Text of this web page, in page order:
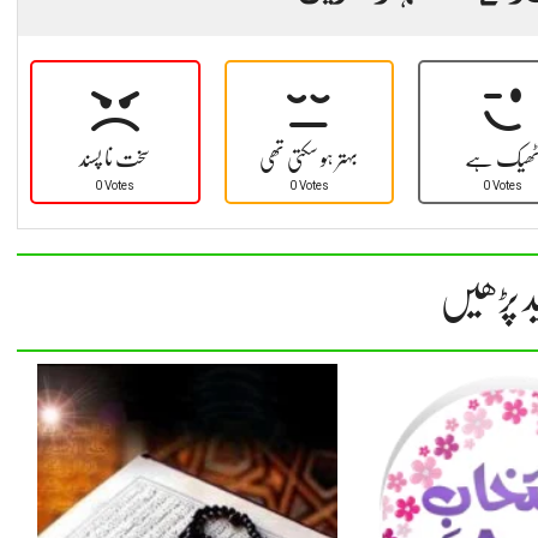
سخت نا پسند
0 Votes
بہتر ہو سکتی تھی
0 Votes
ہے
0 Votes
پڑھیں